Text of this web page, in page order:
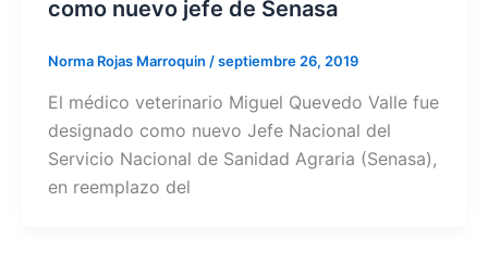
como nuevo jefe de Senasa
Norma Rojas Marroquin /septiembre 26, 2019
El médico veterinario Miguel Quevedo Valle fue
designado como nuevo Jefe Nacional del
Servicio Nacional de Sanidad Agraria (Senasa),
en reemplazo del